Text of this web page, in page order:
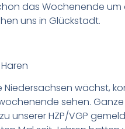
das Wochenende um
uns in Glückstadt.
Niedersachsen wächst,
sehen.
unserer HZP/VGP